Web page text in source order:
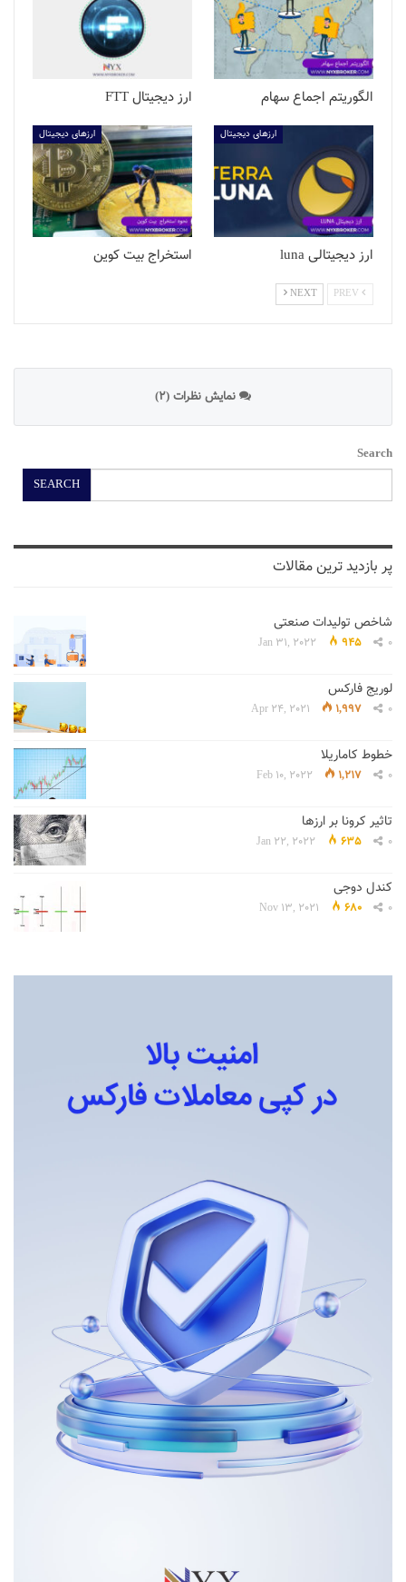
ارز دیجیتال FTT الگوریتم اجماع سهام
ارزهای دیجیتال
استخراج بیت کوین
ارزهای دیجیتال
ارز دیجیتالی luna
NEXT
نمایش نظرات (2)
Search
SEARCH
پر بازدید ترین مقالات
شاخص تولیدات صنعتی
Jan 31, 2022 945 0
لوریج فارکس
Apr 24, 2021 1,997 0
خطوط کاماریلا
Feb 10, 2022 1,217 0
تاثیر کرونا بر ارزها
Jan 22, 2022 635 0
کندل دوجی
Nov 13, 2021 680 0